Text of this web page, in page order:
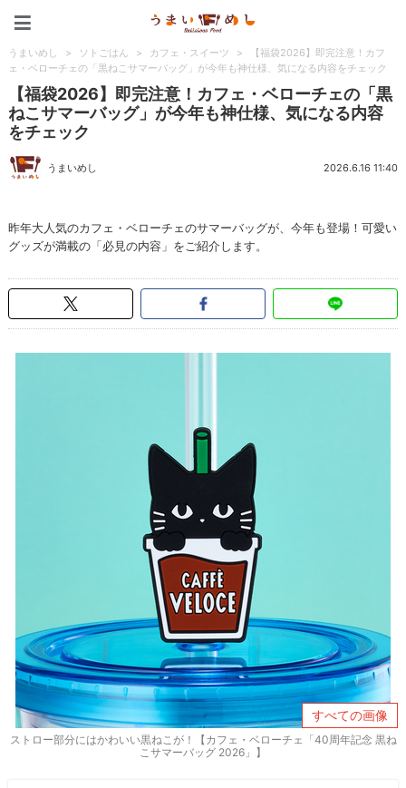
うまいめし > ソトごはん > カフェ・スイーツ >
【福袋2026】即完注意！カフ
ェ・ベローチェの「黒ねこサマーバッグ」が今年も神仕様、気になる内容をチェック
【福袋2026】即完注意！カフェ・ベローチェの「黒
ねこサマーバッグ」が今年も神仕様、気になる内容
をチェック
うまいめし 2026.6.16 11:40
昨年大人気のカフェ・ベローチェのサマーバッグが、今年も登場！可愛い
グッズが満載の「必見の内容」をご紹介します。
すべての画像
ストロー部分にはかわいい黒ねこが！【カフェ・ベローチェ「40周年記念 黒ね
こサマーバッグ 2026」】